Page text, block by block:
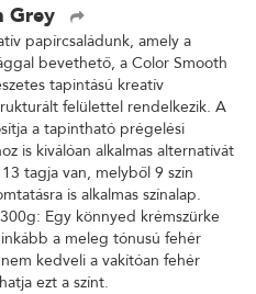
Grey
papírcsaládunk, amely a
bevethető, a Color Smooth
tapintású kreatív
felülettel rendelkezik. A
a tapintható prégelési
is kiválóan alkalmas alternatívát
tagja van, melyből 9 szín
is alkalmas színalap.
Egy könnyed krémszürke
a meleg tónusú fehér
kedveli a vakítóan fehér
ezt a színt.